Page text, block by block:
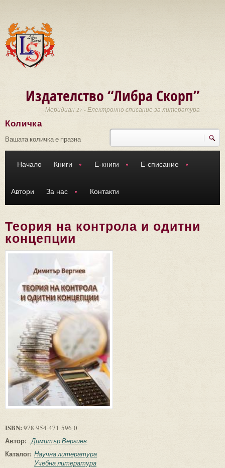
Издателство “Либра Скорп”
Меридиан 27 - Електронно списание за литература
Търси
Количка
Вашата количка е празна
Начало Книги Е-книги Е-списание
Автори За нас Контакти
Теория на контрола и одитни
концепции
ISBN: 978-954-471-596-0
Автор: Димитър Вергиев
Каталог: Научна литература
Учебна литература